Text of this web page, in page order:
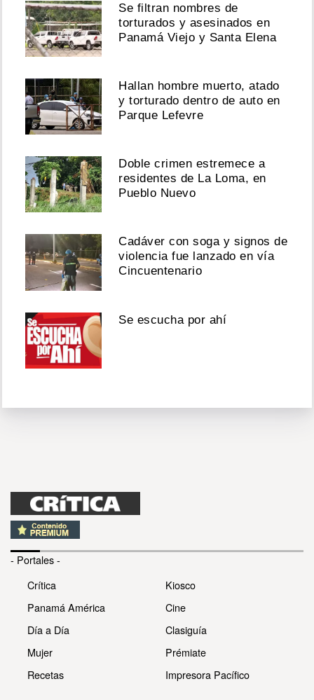
Se filtran nombres de
torturados y asesinados en
Panamá Viejo y Santa Elena
Hallan hombre muerto, atado
y torturado dentro de auto en
Parque Lefevre
Doble crimen estremece a
residentes de La Loma, en
Pueblo Nuevo
Cadáver con soga y signos de
violencia fue lanzado en vía
Cincuentenario
Se escucha por ahí
- Portales -
Crítica
Panamá América
Día a Día
Mujer
Recetas
Kiosco
Cine
Clasiguía
Prémiate
Impresora Pacífico